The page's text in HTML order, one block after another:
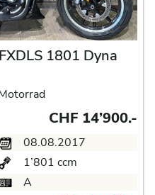
1801 Dyna
CHF 14’900.-
08.08.2017
1’801 ccm
A